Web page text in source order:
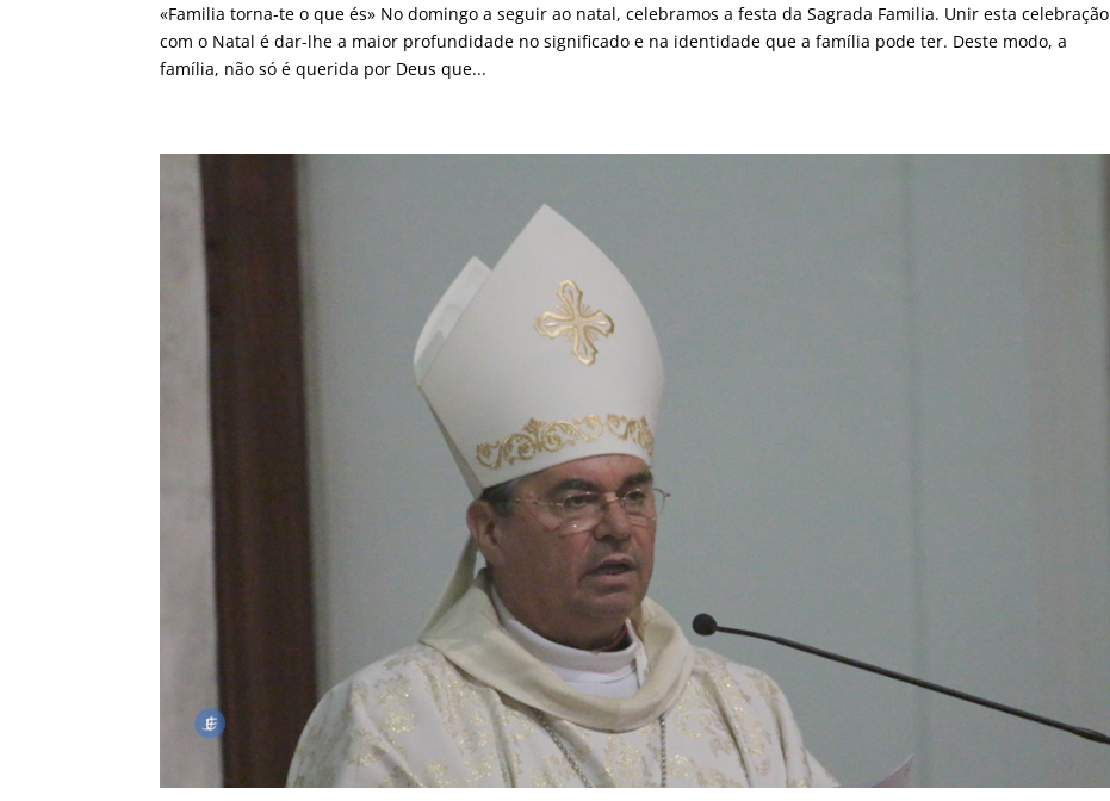
«Familia torna-te o que és» No domingo a seguir ao natal, celebramos a festa da Sagrada Familia. Unir esta celebração
com o Natal é dar-lhe a maior profundidade no significado e na identidade que a família pode ter. Deste modo, a
família, não só é querida por Deus que...